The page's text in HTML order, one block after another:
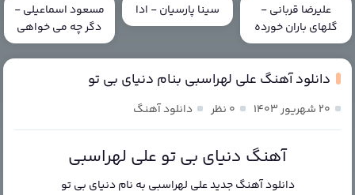
علیرضا قربانی -
گلهای باران خورده
سینا پارسیان - ادا
مسعود اسماعیلی -
دگر چه می خواهی
دانلود آهنگ علی لهراسبی بنام دنیای بی تو
۲۰ شهریور ۱۴۰۳ ۰ نظر دانلود آهنگ
آهنگ دنیای بی تو علی لهراسبی
دانلود آهنگ جدیدعلی لهراسبی به نامدنیای بی تو